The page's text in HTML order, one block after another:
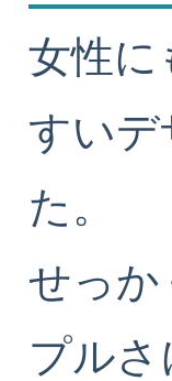
女性に
すいデ
た。
せっか
プル